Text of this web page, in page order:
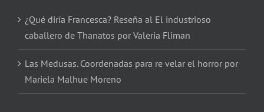
¿Qué diría Francesca? Reseña al El industrioso
caballero de Thanatos por Valeria Fliman
Las Medusas. Coordenadas para re velar el horror por
Mariela Malhue Moreno